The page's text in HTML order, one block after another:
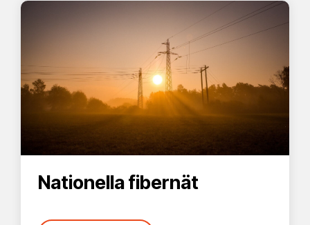
Nationella fibernät